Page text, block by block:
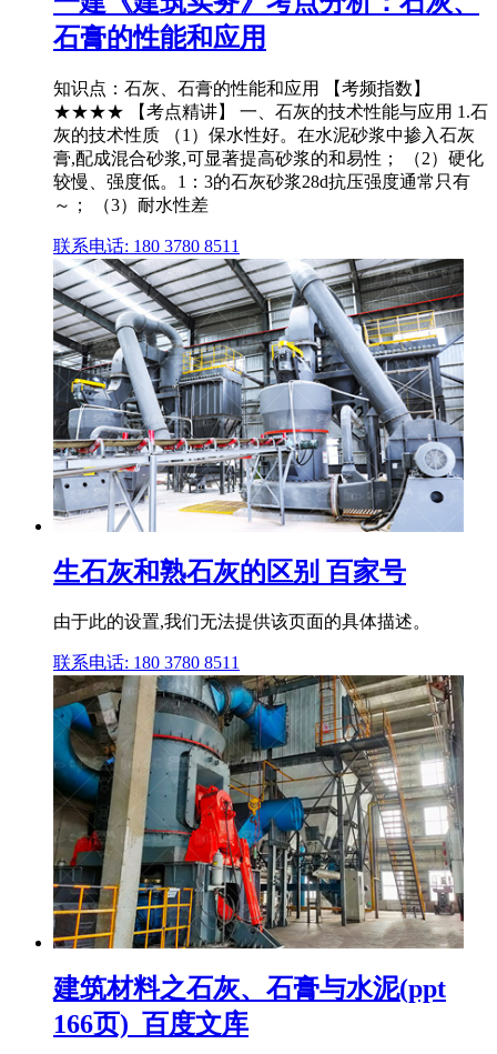
石膏的性能和应用
知识点：石灰、石膏的性能和应用 【考频指数】
★★★★ 【考点精讲】 一、石灰的技术性能与应用 1.石
灰的技术性质 （1）保水性好。在水泥砂浆中掺入石灰
膏,配成混合砂浆,可显著提高砂浆的和易性； （2）硬化
较慢、强度低。1：3的石灰砂浆28d抗压强度通常只有
～； （3）耐水性差
联系电话: 180 3780 8511
生石灰和熟石灰的区别 百家号
由于此的设置,我们无法提供该页面的具体描述。
联系电话: 180 3780 8511
建筑材料之石灰、石膏与水泥(ppt
166页)_百度文库